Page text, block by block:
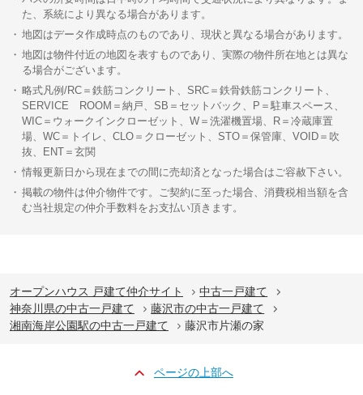
た、系統により異なる場合があります。
地図はデータ作成時点のものであり、現状と異なる場合があります。
地図は物件付近の地図を表すものであり、実際の物件所在地とは異な
る場合がございます。
略式凡例/RC＝鉄筋コンクリート、SRC＝鉄骨鉄筋コンクリート、
SERVICE ROOM＝納戸、SB＝セットバック、P＝駐車スペース、
WIC＝ウォークインクローゼット、W＝洗濯機置場、R＝冷蔵庫置
場、WC＝トイレ、CLO＝クローゼット、STO＝保管庫、VOID＝吹
抜、ENT＝玄関
情報更新日から現在までの間に売却済となった場合はご容赦下さい。
掲載の物件は仲介物件です。ご契約に至った場合、消費税相当額を含
む当社規定の仲介手数料をお支払い頂きます。
オープンハウス 戸建て仲介サイト
中古一戸建て
神奈川県の中古一戸建て
藤沢市の中古一戸建て
湘南海岸公園駅の中古一戸建て
藤沢市片瀬の家
ページの上部へ